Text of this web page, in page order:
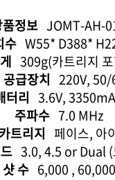
정보 JOMT-AH-
수W55* D388*
309g(카트리지
공급장치 220V,
터리 3.6V,
주파수7.0 MHz
카트리지 페이스, 아
3.0, 4.5 or Dual
샷 수6,000 , 60,000